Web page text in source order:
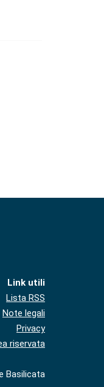
Link utili
Lista RSS
Note legali
Privacy
riservata
Basilicata